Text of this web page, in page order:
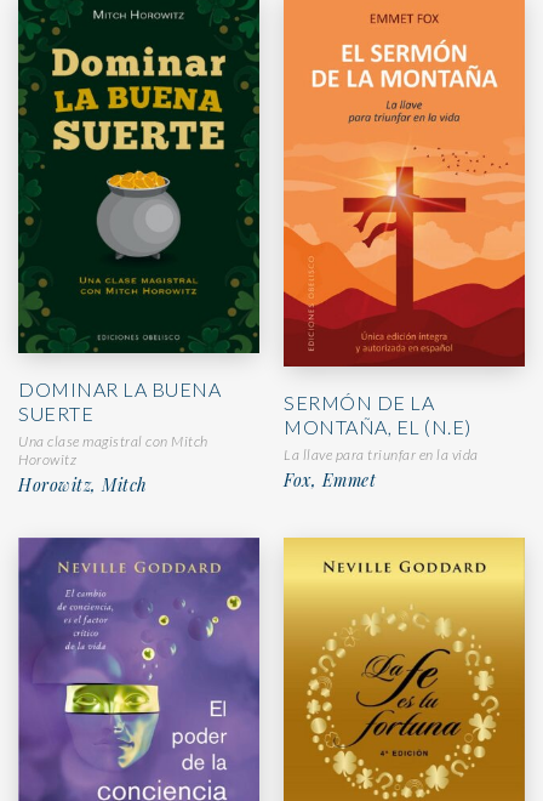
DOMINAR LA BUENA
SUERTE
Una clase magistral con Mitch
Horowitz
Horowitz, Mitch
SERMÓN DE LA
MONTAÑA, EL (N.E)
La llave para triunfar en la vida
Fox, Emmet